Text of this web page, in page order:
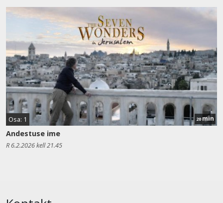
Osa: 1 20 min
Andestuse ime
R 6.2.2026 kell 21.45